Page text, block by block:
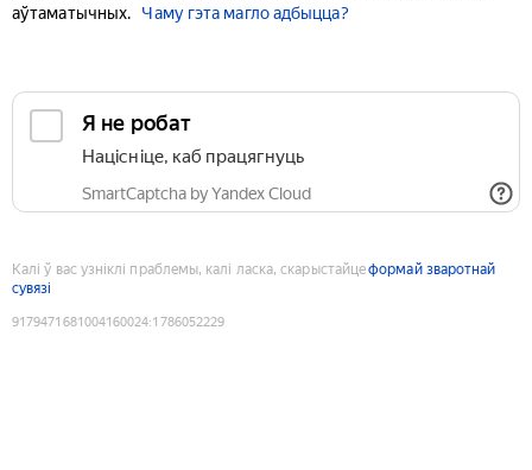
аўтаматычных.
Чаму гэта магло адбыцца?
Я не робат
Націсніце, каб працягнуць
SmartCaptcha by Yandex Cloud
Калі ў вас узніклі праблемы, калі ласка, скарыстайцеформай зваротнай
сувязі
9179471681004160024:1786052229